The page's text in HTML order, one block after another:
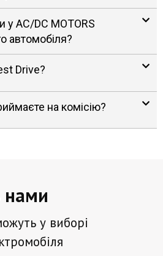
AC/DC MOTORS
автомобіля?
Drive?
на комісію?
нами
у виборі